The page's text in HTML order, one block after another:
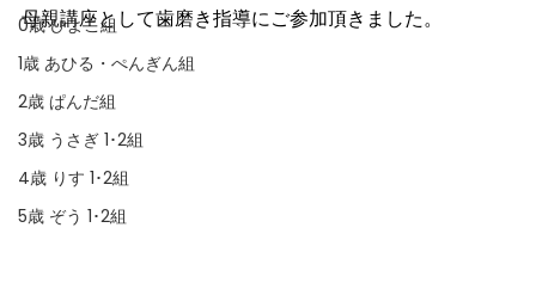
0歳 ひよこ組
1歳 あひる・ぺんぎん組
2歳 ぱんだ組
3歳 うさぎ 1･2組
4歳 りす 1･2組
5歳 ぞう 1･2組
母親講座として歯磨き指導にご参加頂きました。